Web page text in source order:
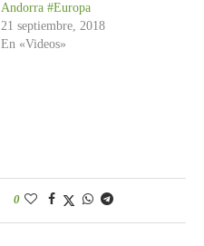
Andorra #Europa
21 septiembre, 2018
En «Videos»
0